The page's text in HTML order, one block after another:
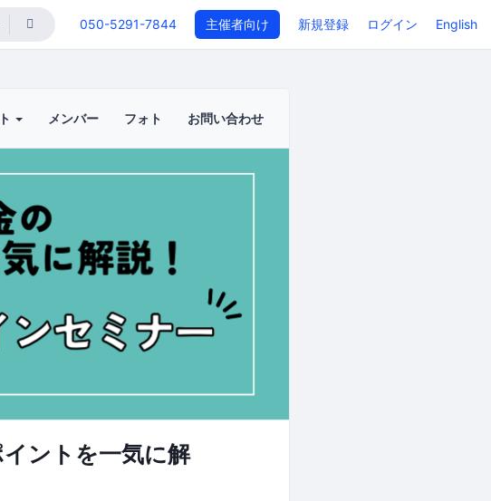
050-5291-7844 主催者向け 新規登録 ログイン English
メンバー フォト お問い合わせ
ントを一気に解